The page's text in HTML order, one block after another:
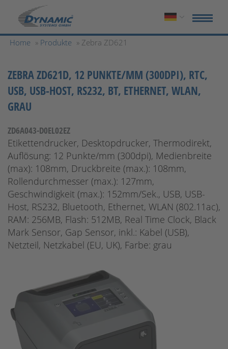
Home » Produkte » Zebra ZD621
ZEBRA ZD621D, 12 PUNKTE/MM (300DPI), RTC,
USB, USB-HOST, RS232, BT, ETHERNET, WLAN,
GRAU
ZD6A043-D0EL02EZ
Etikettendrucker, Desktopdrucker, Thermodirekt,
Auflösung: 12 Punkte/mm (300dpi), Medienbreite
(max): 108mm, Druckbreite (max.): 108mm,
Rollendurchmesser (max.): 127mm,
Geschwindigkeit (max.): 152mm/Sek., USB, USB-
Host, RS232, Bluetooth, Ethernet, WLAN (802.11ac),
RAM: 256MB, Flash: 512MB, Real Time Clock, Black
Mark Sensor, Gap Sensor, inkl.: Kabel (USB),
Netzteil, Netzkabel (EU, UK), Farbe: grau